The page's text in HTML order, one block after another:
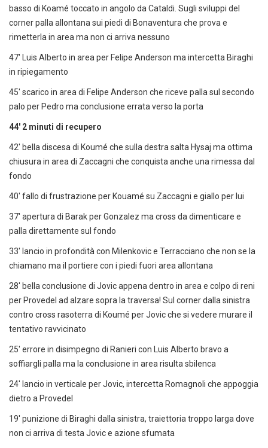
basso di Koamé toccato in angolo da Cataldi. Sugli sviluppi del
corner palla allontana sui piedi di Bonaventura che prova e
rimetterla in area ma non ci arriva nessuno
47' Luis Alberto in area per Felipe Anderson ma intercetta Biraghi
in ripiegamento
45' scarico in area di Felipe Anderson che riceve palla sul secondo
palo per Pedro ma conclusione errata verso la porta
44' 2 minuti di recupero
42' bella discesa di Koumé che sulla destra salta Hysaj ma ottima
chiusura in area di Zaccagni che conquista anche una rimessa dal
fondo
40' fallo di frustrazione per Kouamé su Zaccagni e giallo per lui
37' apertura di Barak per Gonzalez ma cross da dimenticare e
palla direttamente sul fondo
33' lancio in profondità con Milenkovic e Terracciano che non se la
chiamano ma il portiere con i piedi fuori area allontana
28' bella conclusione di Jovic appena dentro in area e colpo di reni
per Provedel ad alzare sopra la traversa! Sul corner dalla sinistra
contro cross rasoterra di Koumé per Jovic che si vedere murare il
tentativo ravvicinato
25' errore in disimpegno di Ranieri con Luis Alberto bravo a
soffiargli palla ma la conclusione in area risulta sbilenca
24' lancio in verticale per Jovic, intercetta Romagnoli che appoggia
dietro a Provedel
19' punizione di Biraghi dalla sinistra, traiettoria troppo larga dove
non ci arriva di testa Jovic e azione sfumata